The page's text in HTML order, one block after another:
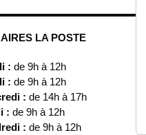
LA POSTE
: de 9h à 12h
: de 9h à 12h
: de 14h à 17h
: de 9h à 12h
: de 9h à 12h